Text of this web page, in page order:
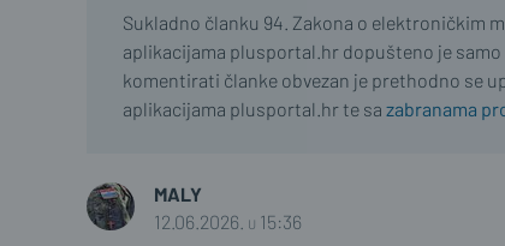
Sukladno članku 94. Zakona o elektroničkim
aplikacijama plusportal.hr dopušteno je
komentirati članke obvezan je prethodno se
aplikacijama plusportal.hr te sa zabranama
MALY
12.06.2026. u 15:36